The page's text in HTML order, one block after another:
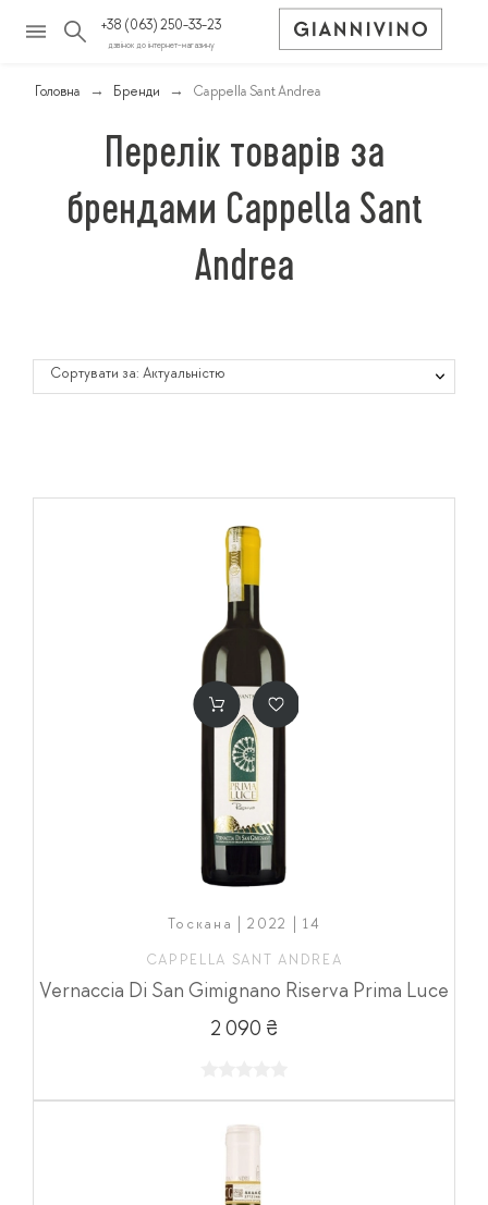
+38 (063) 250-33-23
дзвінок до інтернет-магазину
Головна Бренди Cappella Sant Andrea
Перелік товарів за
брендами Cappella Sant
Andrea
Сортувати за: Актуальністю
Тоскана | 2022 | 14
CAPPELLA SANT ANDREA
Vernaccia Di San Gimignano Riserva Prima Luce
2 090 ₴